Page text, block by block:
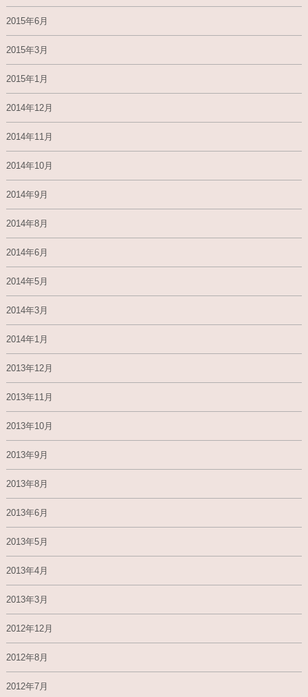
2015年6月
2015年3月
2015年1月
2014年12月
2014年11月
2014年10月
2014年9月
2014年8月
2014年6月
2014年5月
2014年3月
2014年1月
2013年12月
2013年11月
2013年10月
2013年9月
2013年8月
2013年6月
2013年5月
2013年4月
2013年3月
2012年12月
2012年8月
2012年7月